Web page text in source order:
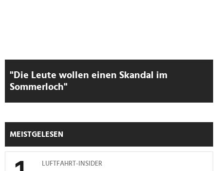
"Die Leute wollen einen Skandal im
Sommerloch"
MEISTGELESEN
LUFTFAHRT-INSIDER